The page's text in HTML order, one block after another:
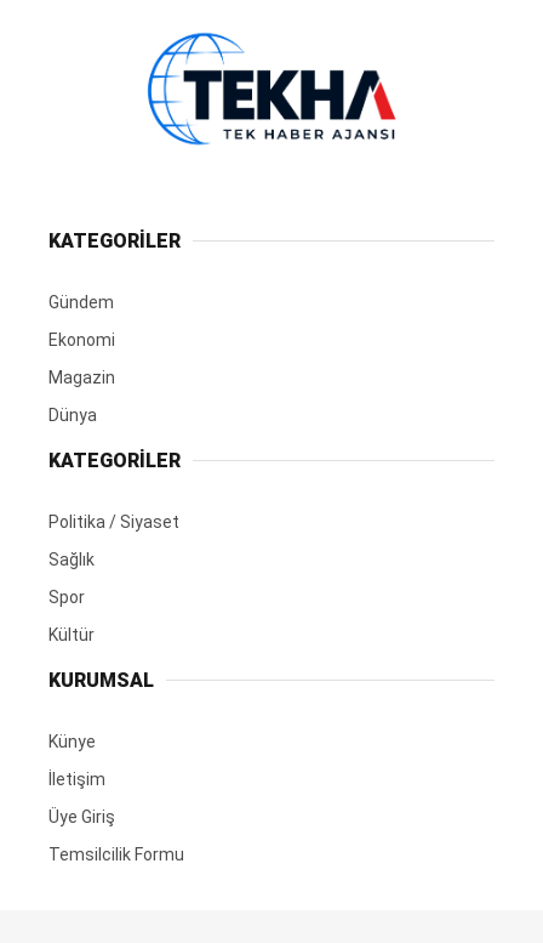
KATEGORİLER
Gündem
Ekonomi
Magazin
Dünya
KATEGORİLER
Politika / Siyaset
Sağlık
Spor
Kültür
KURUMSAL
Künye
İletişim
Üye Giriş
Temsilcilik Formu